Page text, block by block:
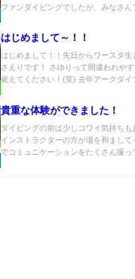
ファンダイビングでしたが、みなさん
はじめまして～！！
はじめまして！！先日からワースタ生
さえりです！ さゆりって間違われや
覚えてください！(笑) 去年アークダイ
貴重な体験ができました！
ダイビングの前は少しコワイ気持ちも
インストラクターの方が場を和まして
でコミュニケーションをたくさん撮っ